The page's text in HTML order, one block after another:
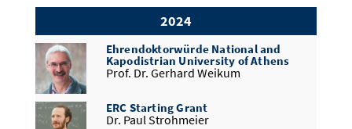
Mitglied der Akademie der
Wissenschaften und Literatur in Mainz
Prof. Dr. Antonio Krüger
GI Konrad-Zuse-Medaille
Prof. Dr. Dr. h.c. mult. Wolfgang
ERC Starting Grant
2024
Ehrendoktorwürde National and
Kapodistrian University of Athens
Prof. Dr. Gerhard Weikum
ERC Starting Grant
Dr. Paul Strohmeier